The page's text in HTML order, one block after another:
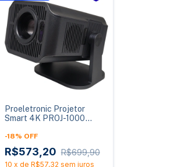
Proeletronic Projetor
Smart 4K PROJ-1000
Bluetooth
-18% OFF
R$573,20 R$699,90
10 x de R$57,32 sem juros